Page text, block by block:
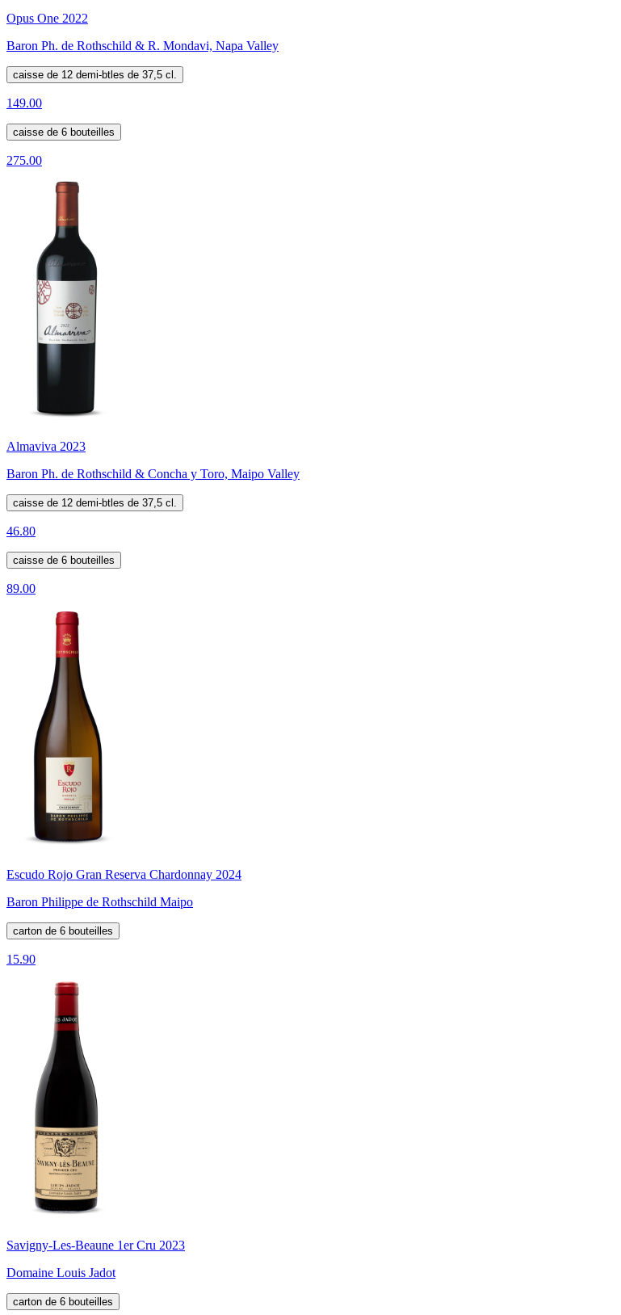
Opus One 2022
Baron Ph. de Rothschild & R. Mondavi, Napa Valley
caisse de 12 demi-btles de 37,5 cl.
149.00
caisse de 6 bouteilles
275.00
Almaviva 2023
Baron Ph. de Rothschild & Concha y Toro, Maipo Valley
caisse de 12 demi-btles de 37,5 cl.
46.80
caisse de 6 bouteilles
89.00
Escudo Rojo Gran Reserva Chardonnay 2024
Baron Philippe de Rothschild Maipo
carton de 6 bouteilles
15.90
Savigny-Les-Beaune 1er Cru 2023
Domaine Louis Jadot
carton de 6 bouteilles